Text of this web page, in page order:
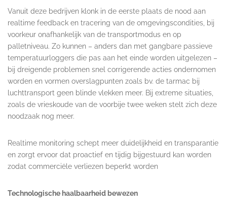
Vanuit deze bedrijven klonk in de eerste plaats de nood aan
realtime feedback en tracering van de omgevingscondities, bij
voorkeur onafhankelijk van de transportmodus en op
palletniveau. Zo kunnen – anders dan met gangbare passieve
temperatuurloggers die pas aan het einde worden uitgelezen –
bij dreigende problemen snel corrigerende acties ondernomen
worden en vormen overslagpunten zoals bv. de tarmac bij
luchttransport geen blinde vlekken meer. Bij extreme situaties,
zoals de vrieskoude van de voorbije twee weken stelt zich deze
noodzaak nog meer.
Realtime monitoring schept meer duidelijkheid en transparantie
en zorgt ervoor dat proactief en tijdig bijgestuurd kan worden
zodat commerciële verliezen beperkt worden
Technologische haalbaarheid bewezen